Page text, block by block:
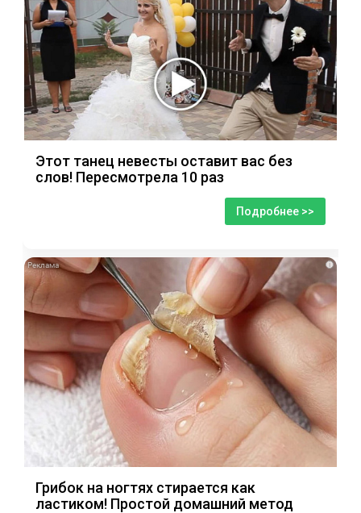
Этот танец невесты оставит вас без
слов! Пересмотрела 10 раз
Подробнее >>
i
Грибок на ногтях стирается как
ластиком! Простой домашний метод